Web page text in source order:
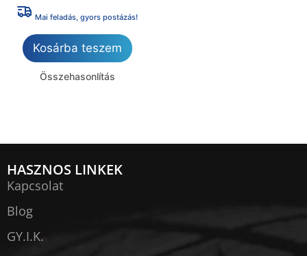
Mai feladás, gyors postázás!
Kosárba teszem
Összehasonlítás
HASZNOS LINKEK
Kapcsolat
Blog
GY.I.K.